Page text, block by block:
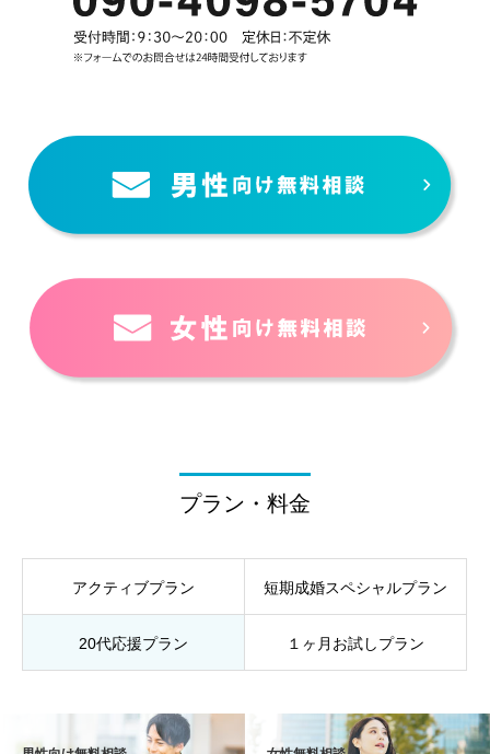
プラン・料金
アクティブプラン 短期成婚スペシャルプラン
20代応援プラン １ヶ月お試しプラン